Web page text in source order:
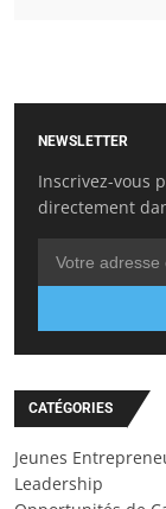
NEWSLETTER
Inscrivez-vous
directement
CATÉGORIES
Jeunes
Leadership